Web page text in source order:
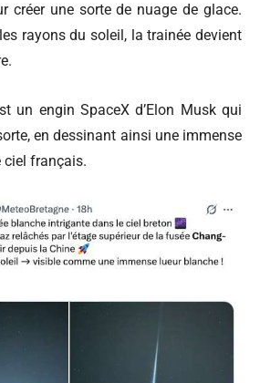
créer une sorte de nuage de glace.
rayons du soleil, la trainée devient
un engin SpaceX d’Elon Musk qui
en dessinant ainsi une immense
ciel français.